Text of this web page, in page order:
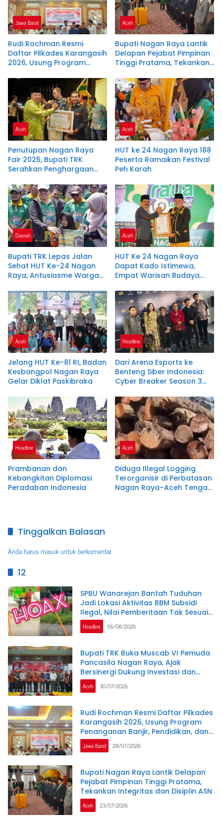
Jawa Barat
Rudi Rochman Resmi
Daftar Pilkades Karangasih
2026, Usung Program
Pendidikan, dan
Kesejahteraan Guru Ngaji
Aceh
Bupati Nagan Raya Lantik
Delapan Pejabat Pimpinan
Tinggi Pratama, Tekankan
Aceh
Penutupan Nagan Raya
Fair 2026, Bupati TRK
Serahkan Penghargaan
Aceh
HUT ke 24 Nagan Raya 188
Peserta Ramaikan Festival
Peh Karah
Daerah
Bupati TRK Lepas Jalan
Sehat HUT Ke-24 Nagan
Raya, Antusiasme Warga
Aceh
HUT Ke 24 Nagan Raya
Dapat Kado Istimewa,
Empat Warisan Budaya
Aceh
Jelang HUT Ke-81 RI, Badan
Kesbangpol Nagan Raya
Gelar Diklat Paskibraka
Headline
Dari Arena Esports ke
Benteng Siber Indonesia:
Cyber Breaker Season 3
Etis Penjaga Negeri
Headline
Prambanan dan
Kebangkitan Diplomasi
Peradaban Indonesia
Aceh
Diduga Illegal Logging
Terorganisir di Perbatasan
Nagan Raya–Aceh Tengah,
Tinggalkan Balasan
Anda harusmasukuntuk berkomentar.
12
SPBU Wanarejan Bantah Tuduhan
Jadi Lokasi Aktivitas BBM Subsidi
Ilegal, Nilai Pemberitaan Tak Sesuai
Kode Etik Jurnalistik dan
Pertimbangkan Jalur Hukum
Headline 06/08/2026
Bupati TRK Buka Muscab VI Pemuda
Pancasila Nagan Raya, Ajak
Bersinergi Dukung Investasi dan
Pembangunan Daerah
Aceh 30/07/2026
Rudi Rochman Resmi Daftar Pilkades
Karangasih 2026, Usung Program
Penanganan Banjir, Pendidikan, dan
Kesejahteraan Guru Ngaji
Jawa Barat 28/07/2026
Bupati Nagan Raya Lantik Delapan
Pejabat Pimpinan Tinggi Pratama,
Tekankan Integritas dan Disiplin ASN
Aceh 23/07/2026